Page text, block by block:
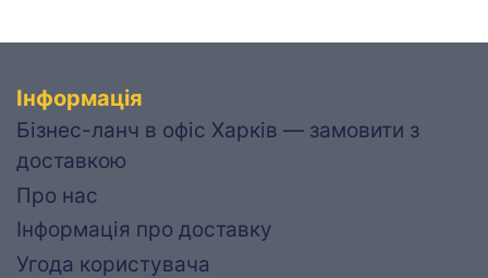
Інформація
Бізнес-ланч в офіс Харків — замовити з
доставкою
Про нас
Інформація про доставку
Угода користувача